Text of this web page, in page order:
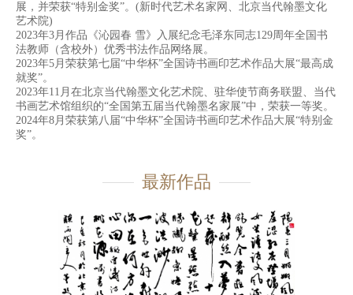
展，并荣获“特别金奖”。(新时代艺术名家网、北京当代翰墨文化
艺术院)
2023年3月作品《沁园春 雪》入展纪念毛泽东同志129周年全国书
法教师（含校外）优秀书法作品网络展。
2023年5月荣获第七届“中华杯”全国诗书画印艺术作品大展“最高成
就奖”。
2023年11月在北京当代翰墨文化艺术院、驻华使节商务联盟、当代
书画艺术馆组织的“全国第五届当代翰墨名家展”中，荣获一等奖。
2024年8月荣获第八届“中华杯”全国诗书画印艺术作品大展“特别金
奖”。
最新作品